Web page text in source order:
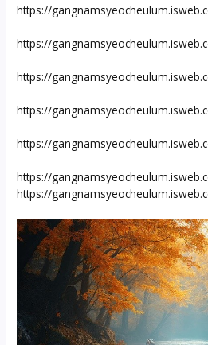
https://
https://
https://
https://
https://
https://
https://